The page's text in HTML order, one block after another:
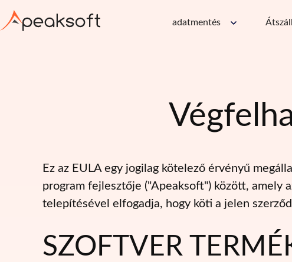
adatmentés
Ez az EULA egy jogilag kötelező érvényű
program fejlesztője ("Apeaksoft") között, amely
telepítésével elfogadja, hogy köti a jelen
SZOFTVER